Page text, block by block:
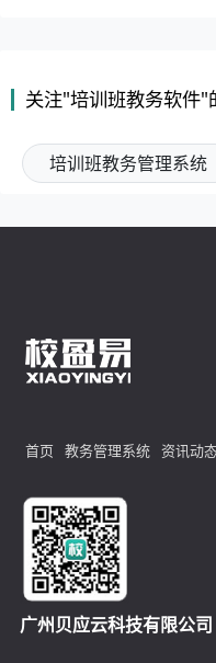
关注"培训班教务软件"
培训班教务管理系统
首页 教务管理系统 资讯动
广州贝应云科技有限公司